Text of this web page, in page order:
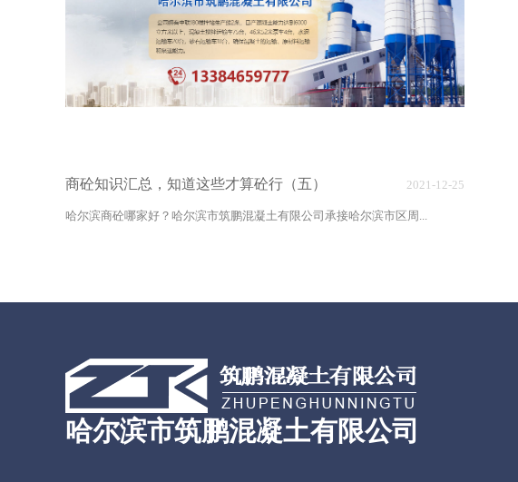
2021-12-25
商砼知识汇总，知道这些才算砼行（五）
哈尔滨商砼哪家好？哈尔滨市筑鹏混凝土有限公司承接哈尔滨市区周...
哈尔滨市筑鹏混凝土有限公司